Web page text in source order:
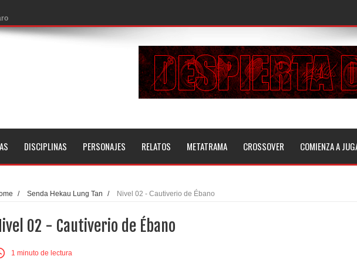
Locos
Muerta
Muertos
el Pastel
el Bidé
DISCIPLINAS PERSONAJES RELATOS METATRAMA CROSSOVER COMIENZA A
/ Senda Hekau Lung Tan / Nivel 02 - Cautiverio de Ébano
02 - Cautiverio de Ébano
1 minuto de lectura